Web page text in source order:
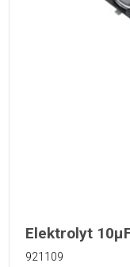
Elektrolyt
921109